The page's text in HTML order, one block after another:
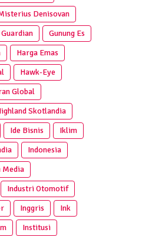
Denisovan
Guardian
Gunung Es
Harga Emas
Hawk-Eye
Global
Skotlandia
Ide Bisnis
Iklim
Indonesia
Media
Industri Otomotif
Inggris
Ink
Institusi